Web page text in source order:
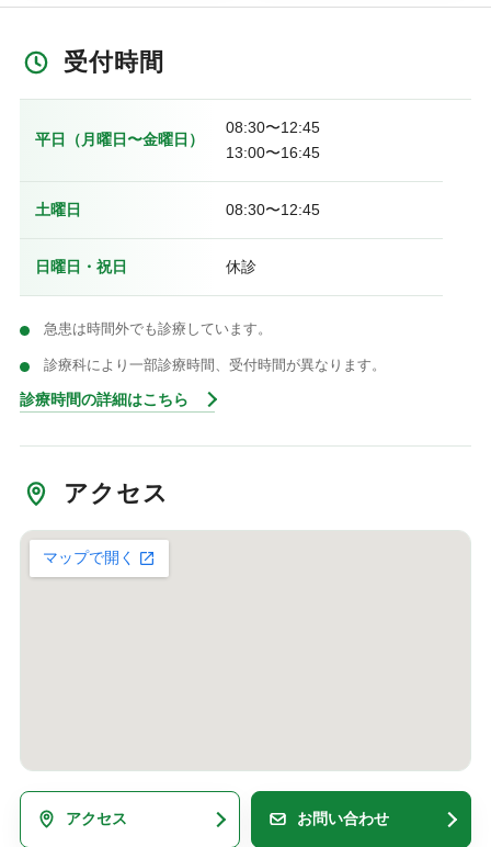
受付時間
平日（月曜日〜金曜日）
08:30〜12:45
13:00〜16:45
土曜日 08:30〜12:45
日曜日・祝日 休診
急患は時間外でも診療しています。
診療科により一部診療時間、受付時間が異なります。
診療時間の詳細はこちら
アクセス
アクセス お問い合わせ